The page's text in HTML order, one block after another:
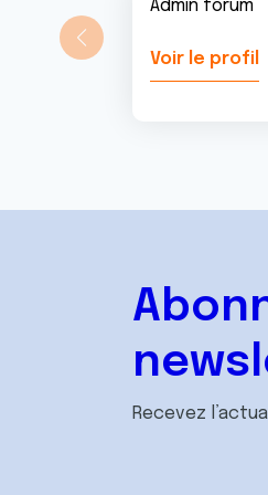
Admin forum
Voir le profil
Recevez